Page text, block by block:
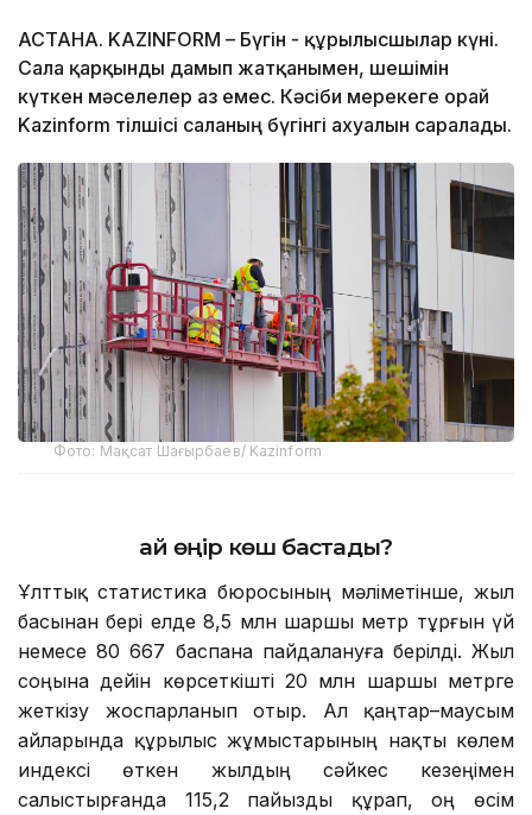
АСТАНА. KAZINFORM – Бүгін - құрылысшылар күні.
Сала қарқынды дамып жатқанымен, шешімін
күткен мәселелер аз емес. Кәсіби мерекеге орай
Kazinform тілшісі саланың бүгінгі ахуалын саралады.
Фото: Мақсат Шағырбаев/ Kazinform
Қай өңір көш бастады?
Ұлттық статистика бюросының мәліметінше, жыл
басынан бері елде 8,5 млн шаршы метр тұрғын үй
немесе 80 667 баспана пайдалануға берілді. Жыл
соңына дейін көрсеткішті 20 млн шаршы метрге
жеткізу жоспарланып отыр. Ал қаңтар–маусым
айларында құрылыс жұмыстарының нақты көлем
индексі өткен жылдың сәйкес кезеңімен
салыстырғанда 115,2 пайызды құрап, оң өсім